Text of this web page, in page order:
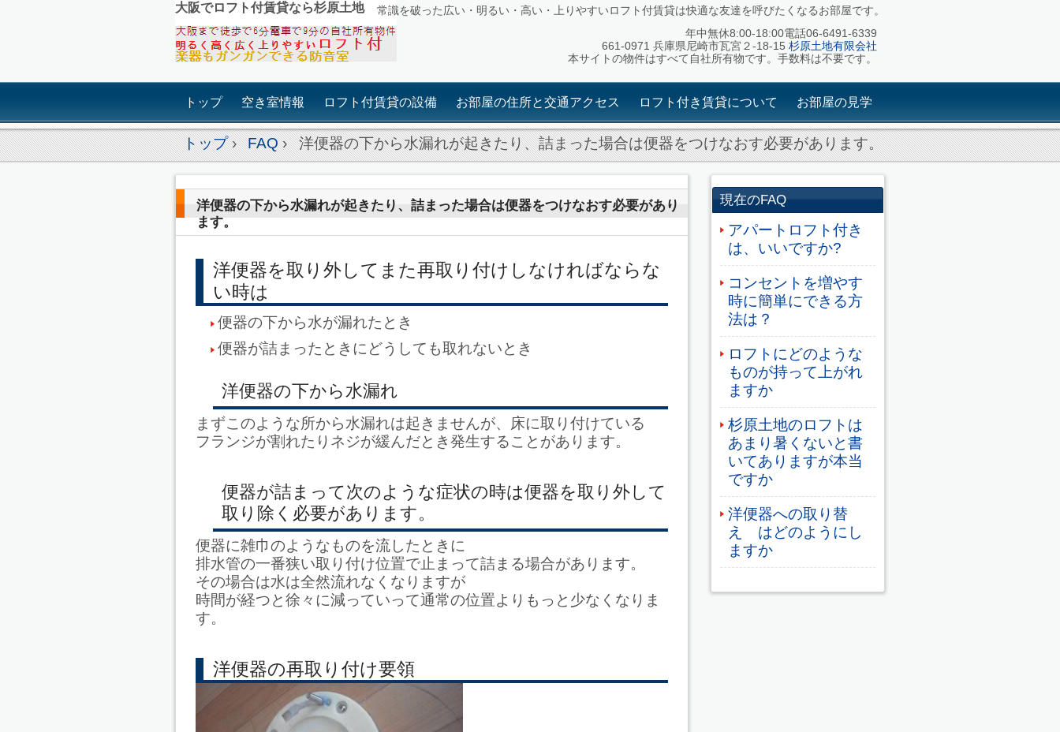
大阪でロフト付賃貸なら杉原土地 常識を破った広い・明るい・高い・上りやすいロフト付賃貸は快適な友達を呼びたくなるお部屋です。
年中無休8:00-18:00電話06-6491-6339
661-0971 兵庫県尼崎市瓦宮２-18-15 杉原土地有限会社
本サイトの物件はすべて自社所有物です。手数料は不要です。
トップ 空き室情報 ロフト付賃貸の設備 お部屋の住所と交通アクセス ロフト付き賃貸について お部屋の見学
トップ› FAQ› 洋便器の下から水漏れが起きたり、詰まった場合は便器をつけなおす必要があります。
洋便器の下から水漏れが起きたり、詰まった場合は便器をつけなおす必要があり
ます。
洋便器を取り外してまた再取り付けしなければならな
い時は
便器の下から水が漏れたとき
便器が詰まったときにどうしても取れないとき
洋便器の下から水漏れ
まずこのような所から水漏れは起きませんが、床に取り付けている
フランジが割れたりネジが緩んだとき発生することがあります。
便器が詰まって次のような症状の時は便器を取り外して
取り除く必要があります。
便器に雑巾のようなものを流したときに
排水管の一番狭い取り付け位置で止まって詰まる場合があります。
その場合は水は全然流れなくなりますが
時間が経つと徐々に減っていって通常の位置よりもっと少なくなりま
す。
洋便器の再取り付け要領
現在のFAQ
アパートロフト付き
は、いいですか?
コンセントを増やす
時に簡単にできる方
法は？
ロフトにどのような
ものが持って上がれ
ますか
杉原土地のロフトは
あまり暑くないと書
いてありますが本当
ですか
洋便器への取り替
え はどのようにし
ますか